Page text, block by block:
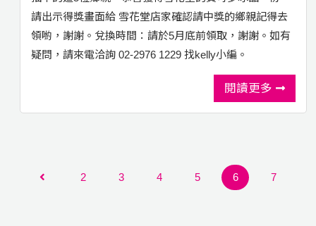
請出示得獎畫面給 雪花堂店家確認請中獎的鄉親記得去
領喲，謝謝。兌換時間：請於5月底前領取，謝謝。如有
疑問，請來電洽詢 02-2976 1229 找kelly小編。
閱讀更多
2 3 4 5 6 7